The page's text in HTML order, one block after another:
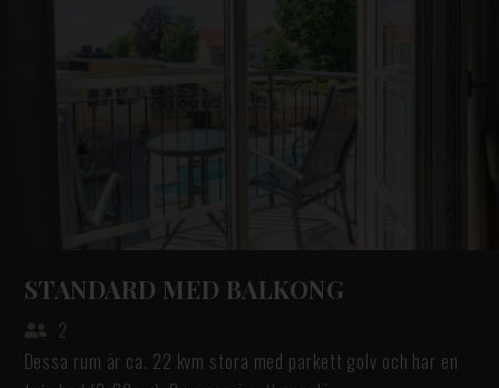
STANDARD MED BALKONG
2
Dessa rum är ca. 22 kvm stora med parkett golv och har en